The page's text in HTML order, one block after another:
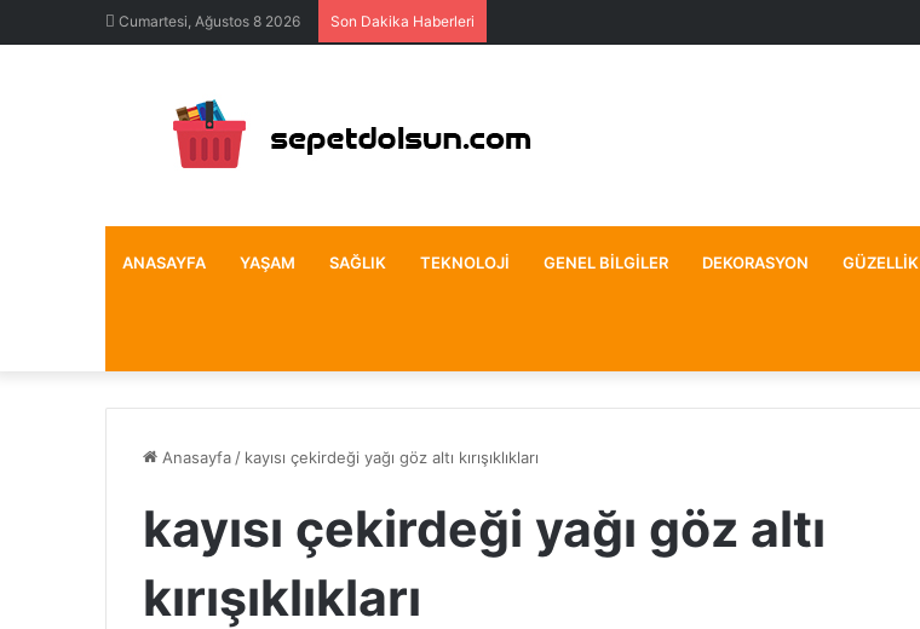
Cumartesi, Ağustos 8 2026 Son Dakika Haberleri
ANASAYFA YAŞAM SAĞLIK TEKNOLOJI GENEL BILGILER DEKORASYON GÜZELLIK
Anasayfa / kayısı çekirdeği yağı göz altı kırışıklıkları
kayısı çekirdeği yağı göz altı
kırışıklıkları